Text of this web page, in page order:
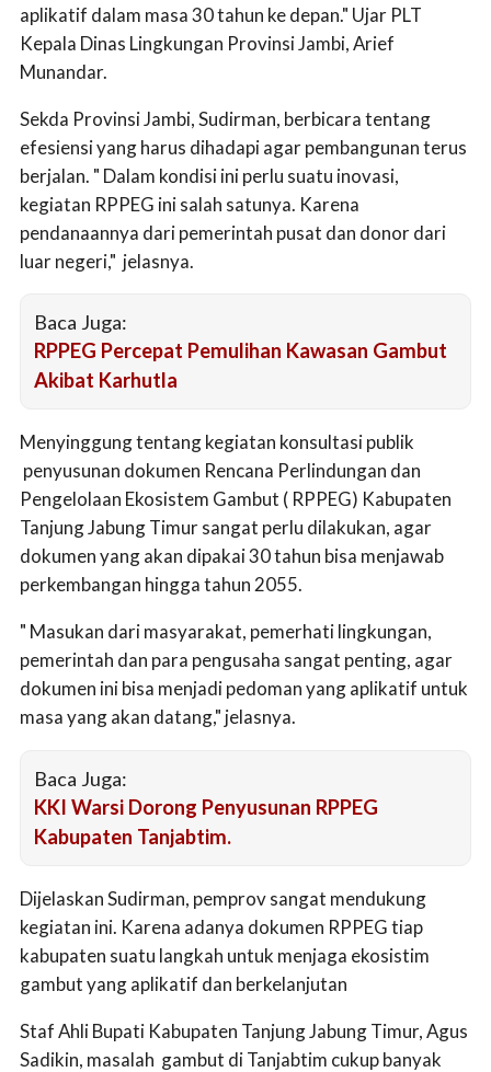
aplikatif dalam masa 30 tahun ke depan." Ujar PLT
Kepala Dinas Lingkungan Provinsi Jambi, Arief
Munandar.
Sekda Provinsi Jambi, Sudirman, berbicara tentang
efesiensi yang harus dihadapi agar pembangunan terus
berjalan. " Dalam kondisi ini perlu suatu inovasi,
kegiatan RPPEG ini salah satunya. Karena
pendanaannya dari pemerintah pusat dan donor dari
luar negeri," jelasnya.
Baca Juga:
RPPEG Percepat Pemulihan Kawasan Gambut
Akibat Karhutla
Menyinggung tentang kegiatan konsultasi publik
penyusunan dokumen Rencana Perlindungan dan
Pengelolaan Ekosistem Gambut ( RPPEG) Kabupaten
Tanjung Jabung Timur sangat perlu dilakukan, agar
dokumen yang akan dipakai 30 tahun bisa menjawab
perkembangan hingga tahun 2055.
" Masukan dari masyarakat, pemerhati lingkungan,
pemerintah dan para pengusaha sangat penting, agar
dokumen ini bisa menjadi pedoman yang aplikatif untuk
masa yang akan datang," jelasnya.
Baca Juga:
KKI Warsi Dorong Penyusunan RPPEG
Kabupaten Tanjabtim.
Dijelaskan Sudirman, pemprov sangat mendukung
kegiatan ini. Karena adanya dokumen RPPEG tiap
kabupaten suatu langkah untuk menjaga ekosistim
gambut yang aplikatif dan berkelanjutan
Staf Ahli Bupati Kabupaten Tanjung Jabung Timur, Agus
Sadikin, masalah gambut di Tanjabtim cukup banyak